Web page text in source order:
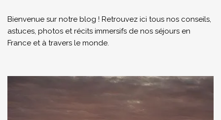
Bienvenue sur notre blog ! Retrouvez ici tous nos conseils,
astuces, photos et récits immersifs de nos séjours en
France et à travers le monde.